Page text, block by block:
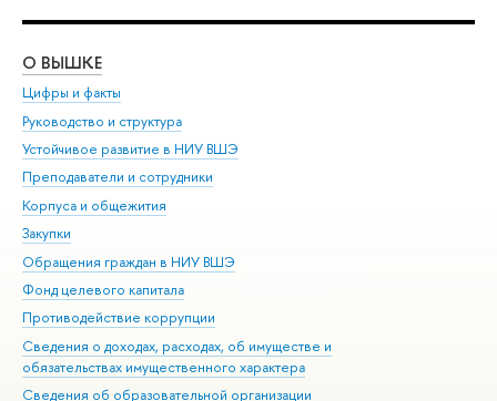
О ВЫШКЕ
Цифры и факты
Руководство и структура
Устойчивое развитие в НИУ ВШЭ
Преподаватели и сотрудники
Корпуса и общежития
Закупки
Обращения граждан в НИУ ВШЭ
Фонд целевого капитала
Противодействие коррупции
Сведения о доходах, расходах, об имуществе и
обязательствах имущественного характера
Сведения об образовательной организации